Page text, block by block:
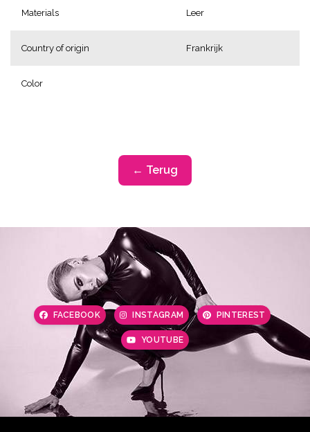
Materials Leer
Country of origin Frankrijk
Color
← Terug
FACEBOOK INSTAGRAM PINTEREST
YOUTUBE